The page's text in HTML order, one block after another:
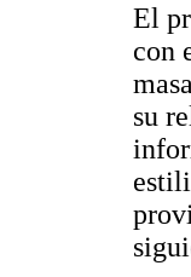
El
con
su